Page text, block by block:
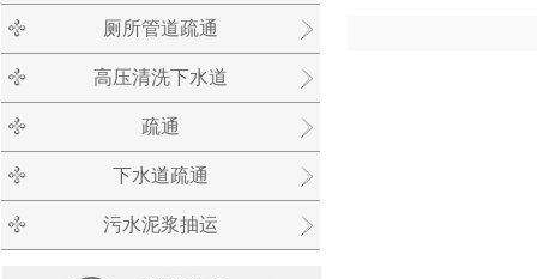
厕所管道疏通
高压清洗下水道
疏通
下水道疏通
污水泥浆抽运